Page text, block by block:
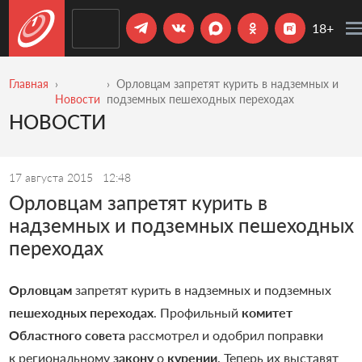
18+
Главная
Новости
Орловцам запретят курить в надземных и
подземных пешеходных переходах
НОВОСТИ
17 августа 2015 12:48
Орловцам запретят курить в
надземных и подземных пешеходных
переходах
Орловцамзапретят курить в надземных и подземных
пешеходных переходах. Профильный комитет
Областного советарассмотрел и одобрил поправки
к региональному законуо курении. Теперь их выставят